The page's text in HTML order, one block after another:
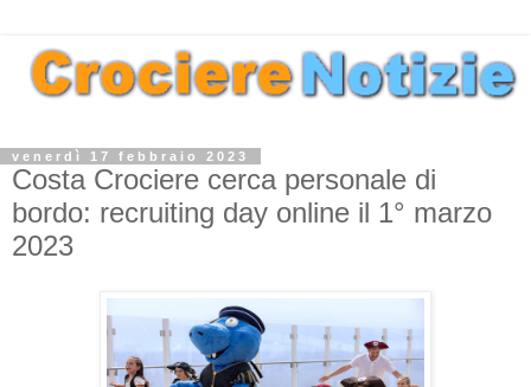
venerdì 17 febbraio 2023
Costa Crociere cerca personale di
bordo: recruiting day online il 1° marzo
2023